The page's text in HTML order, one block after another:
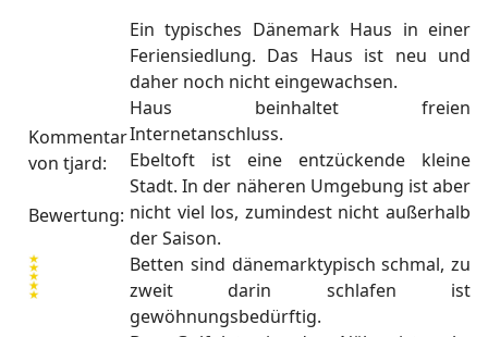
Kommentar
von tjard:
Bewertung:
Ein typisches Dänemark Haus in einer
Feriensiedlung. Das Haus ist neu und
daher noch nicht eingewachsen.
Haus beinhaltet freien
Internetanschluss.
Ebeltoft ist eine entzückende kleine
Stadt. In der näheren Umgebung ist aber
nicht viel los, zumindest nicht außerhalb
der Saison.
Betten sind dänemarktypisch schmal, zu
zweit darin schlafen ist
gewöhnungsbedürftig.